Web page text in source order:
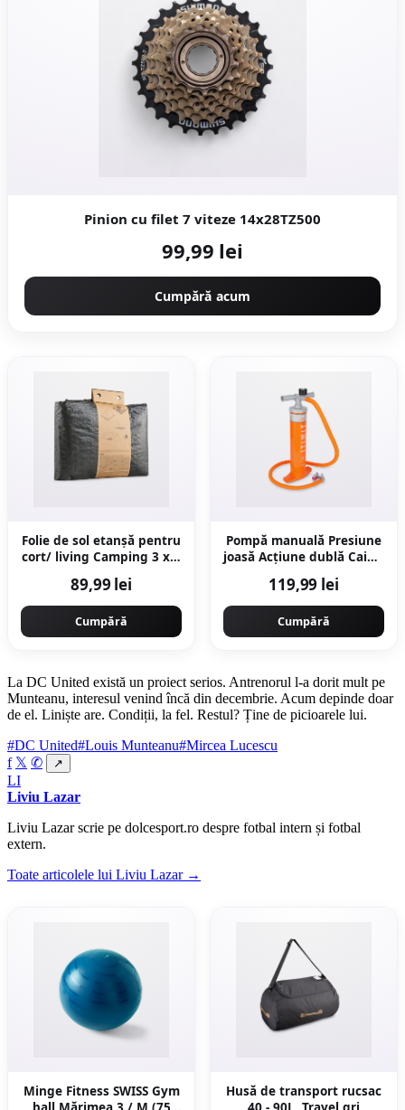
Pinion cu filet 7 viteze 14x28TZ500
99,99 lei
Cumpără acum
Folie de sol etanșă pentru
cort/ living Camping 3 x 4
89,99 lei
Cumpără
Pompă manuală Presiune
joasă Acțiune dublă Caiac-
119,99 lei
Cumpără
La DC United există un proiect serios. Antrenorul l-a dorit mult pe
Munteanu, interesul venind încă din decembrie. Acum depinde doar
de el. Liniște are. Condiții, la fel. Restul? Ține de picioarele lui.
#DC United#Louis Munteanu#Mircea Lucescu
f 𝕏 ✆ ↗
LI
Liviu Lazar
Liviu Lazar scrie pe dolcesport.ro despre fotbal intern și fotbal
extern.
Toate articolele lui Liviu Lazar →
Minge Fitness SWISS Gym
Husă de transport rucsac